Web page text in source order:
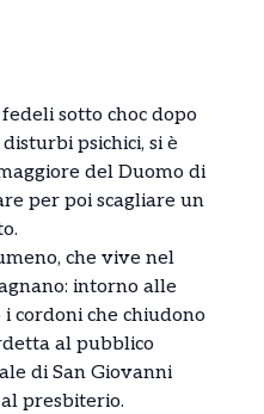
sotto choc dopo
psichici, si è
del Duomo di
per poi scagliare un
che vive nel
intorno alle
cordoni che chiudono
al pubblico
di San Giovanni
presbiterio.